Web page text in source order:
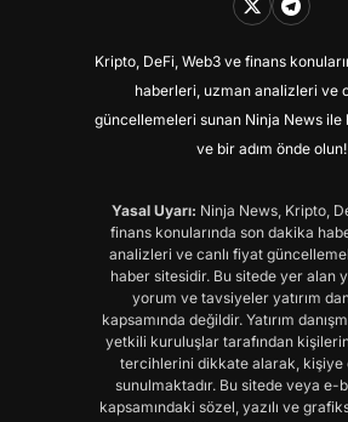
Kripto, DeFi, Web3 ve finans
haberleri, uzman analizleri ve
güncellemeleri sunan Ninja News ile
ve bir adım önde olun!
Yasal Uyarı: Ninja News, Kripto,
finans konularında son dakika
analizleri ve canlı fiyat
haber sitesidir. Bu sitede yer alan
yorum ve tavsiyeler yatırım
kapsamında değildir. Yatırım
yetkili kuruluşlar tarafından
tercihlerini dikkate alarak, kişiye
sunulmaktadır. Bu sitede veya e-
kapsamındaki sözel, yazılı ve